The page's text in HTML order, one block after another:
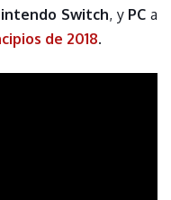
Switch, y PC a
de 2018.